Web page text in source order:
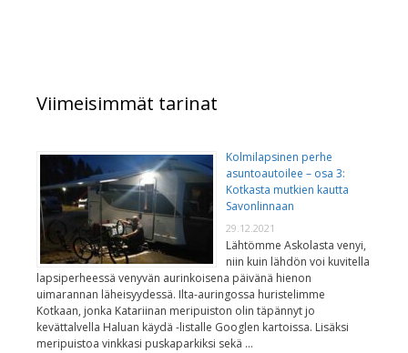
Viimeisimmät tarinat
Kolmilapsinen perhe
asuntoautoilee – osa 3:
Kotkasta mutkien kautta
Savonlinnaan
29.12.2021
Lähtömme Askolasta venyi,
niin kuin lähdön voi kuvitella
lapsiperheessä venyvän aurinkoisena päivänä hienon
uimarannan läheisyydessä. Ilta-auringossa huristelimme
Kotkaan, jonka Katariinan meripuiston olin täpännyt jo
kevättalvella Haluan käydä -listalle Googlen kartoissa. Lisäksi
meripuistoa vinkkasi puskaparkiksi sekä …